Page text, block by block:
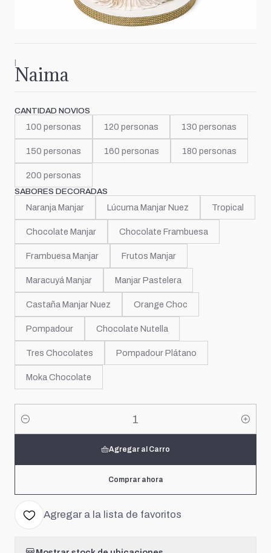
|
Naima
CANTIDAD NOVIOS
100 personas 120 personas 130 personas
150 personas 160 personas 180 personas
200 personas
SABORES DECORADAS
Naranja Manjar Lúcuma Manjar Nuez Tropical
Chocolate Manjar Chocolate Frambuesa
Frambuesa Manjar Frutos Manjar
Maracuyá Manjar Manjar Pastelera
Castaña Manjar Nuez Orange Choc
Pompadour Chocolate Nutella
Tres Chocolates Pompadour Plátano
Moka Chocolate
Cantidad
Agregar al Carro
Comprar ahora
Agregar a la lista de favoritos